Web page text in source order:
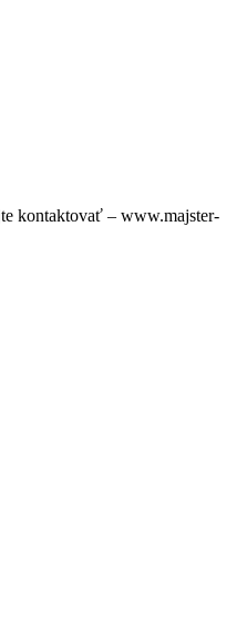
kontaktovať – www.majster-